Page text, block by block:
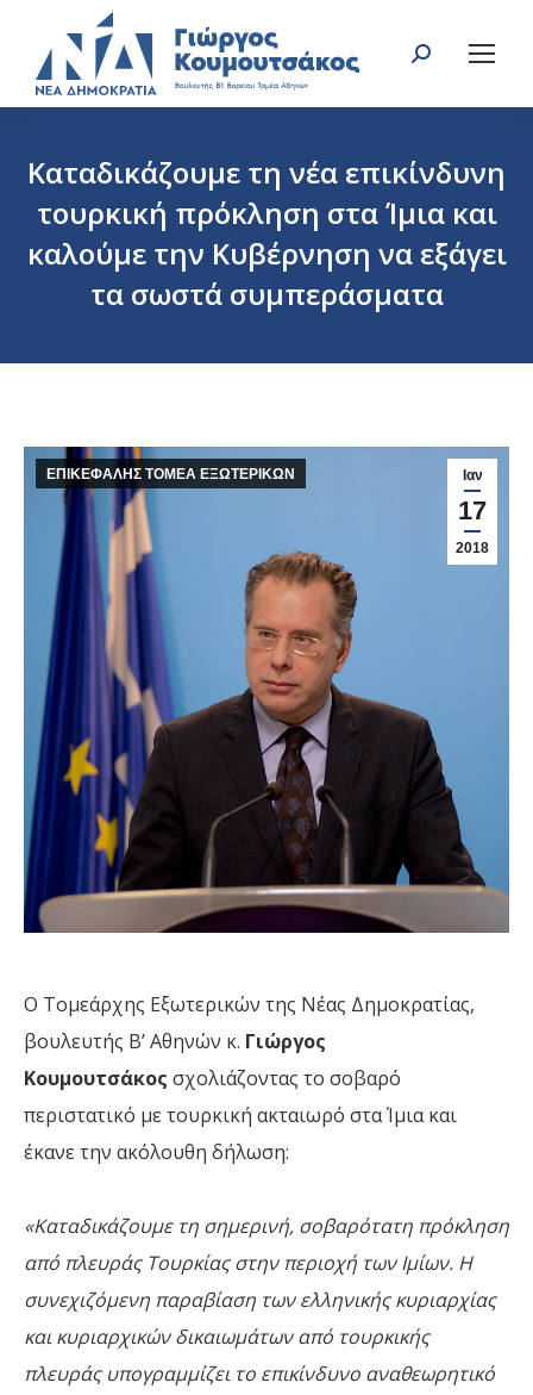
Search:
Καταδικάζουμε τη νέα επικίνδυνη
τουρκική πρόκληση στα Ίμια και
καλούμε την Κυβέρνηση να εξάγει
τα σωστά συμπεράσματα
Ιαν
17
2018
ΕΠΙΚΕΦΑΛΗΣ ΤΟΜΕΑ ΕΞΩΤΕΡΙΚΩΝ
Ο Τομεάρχης Εξωτερικών της Νέας Δημοκρατίας,
βουλευτής Β’ Αθηνών κ. Γιώργος
Κουμουτσάκος σχολιάζοντας το σοβαρό
περιστατικό με τουρκική ακταιωρό στα Ίμια και
έκανε την ακόλουθη δήλωση:
«Καταδικάζουμε τη σημερινή, σοβαρότατη πρόκληση
από πλευράς Τουρκίας στην περιοχή των Ιμίων. Η
συνεχιζόμενη παραβίαση των ελληνικής κυριαρχίας
και κυριαρχικών δικαιωμάτων από τουρκικής
πλευράς υπογραμμίζει το επικίνδυνο αναθεωρητικό